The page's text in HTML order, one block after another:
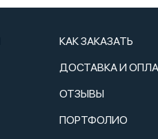
КАК ЗАКАЗАТЬ
ДОСТАВКА И
ОТЗЫВЫ
ПОРТФОЛИО